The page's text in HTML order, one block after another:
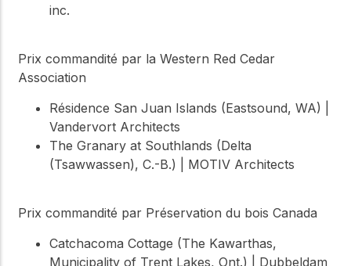
inc.
Prix commandité par la Western Red Cedar
Association
Résidence San Juan Islands (Eastsound, WA) |
Vandervort Architects
The Granary at Southlands (Delta
(Tsawwassen), C.-B.) | MOTIV Architects
Prix commandité par Préservation du bois Canada
Catchacoma Cottage (The Kawarthas,
Municipality of Trent Lakes, Ont.) | Dubbeldam